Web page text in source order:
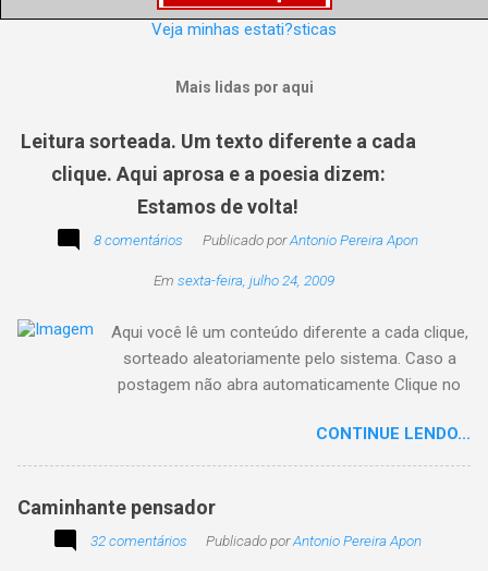
Veja minhas estati?sticas
Mais lidas por aqui
Leitura sorteada. Um texto diferente a cada
clique. Aqui aprosa e a poesia dizem:
Estamos de volta!
8 comentários Publicado porAntonio Pereira Apon
Em sexta-feira, julho 24, 2009
Aqui você lê um conteúdo diferente a cada clique,
sorteado aleatoriamente pelo sistema. Caso a
postagem não abra automaticamente Clique no
CONTINUE LENDO...
Caminhante pensador
32 comentários Publicado porAntonio Pereira Apon